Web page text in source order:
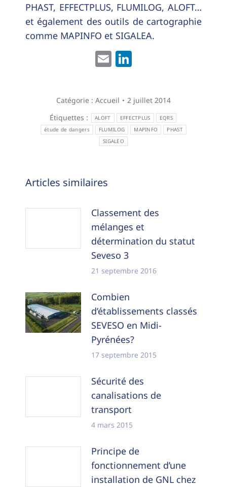
PHAST, EFFECTPLUS, FLUMILOG, ALOFT…
et également des outils de cartographie
comme MAPINFO et SIGALEA.
Email
Catégorie : Accueil
2 juillet 2014
Étiquettes :
ALOFT EFFECTPLUS
EQRS
étude de dangers
FLUMILOG MAPINFO
PHAST
SIGALEO
Navigation
article
Articles similaires
Classement des
mélanges et
détermination du statut
Seveso 3
21 septembre 2016
Combien
d’établissements classés
SEVESO en Midi-
Pyrénées?
17 septembre 2015
Sécurité des
canalisations de
transport
4 mars 2015
Principe de
fonctionnement d’une
installation de GNL chez